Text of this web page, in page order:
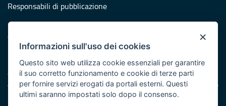
Responsabili di pubblicazione
Protezione civile
Vai al sito di Protezione Civile Puglia
Iniziativa finanziata con risorse del POR Puglia 2014/2020 -
Asse XI
Note legali
×
Informazioni sull'uso dei cookies
Questo sito web utilizza cookie essenziali per garantire
il suo corretto funzionamento e cookie di terze parti
per fornire servizi erogati da portali esterni. Questi
ultimi saranno impostati solo dopo il consenso.